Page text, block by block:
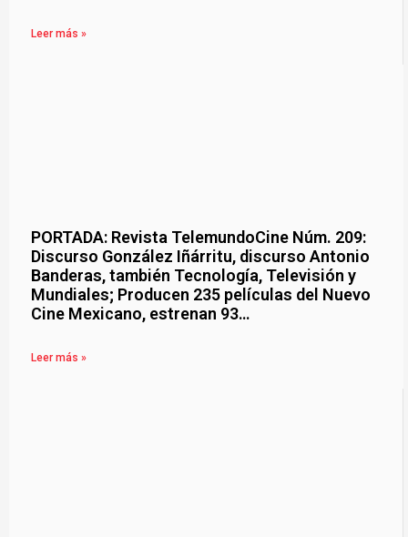
Leer más »
PORTADA: Revista TelemundoCine Núm. 209:
Discurso González Iñárritu, discurso Antonio
Banderas, también Tecnología, Televisión y
Mundiales; Producen 235 películas del Nuevo
Cine Mexicano, estrenan 93…
Leer más »